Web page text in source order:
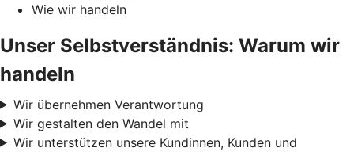
Wie wir handeln
Unser Selbstverständnis: Warum wir
handeln
Wir übernehmen Verantwortung
Wir gestalten den Wandel mit
Wir unterstützen unsere Kundinnen, Kunden und